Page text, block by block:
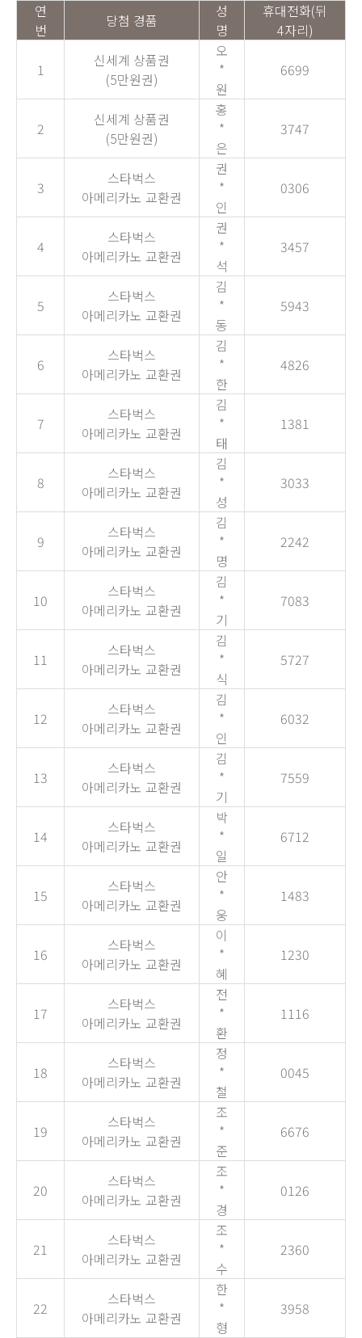
연
번
당첨 경품
성
명
휴대전화(뒤
4자리)
1
신세계 상품권
(5만원권)
오
*
원
6699
2
신세계 상품권
(5만원권)
홍
*
은
3747
3
스타벅스
아메리카노 교환권
권
*
인
0306
4
스타벅스
아메리카노 교환권
권
*
석
3457
5
스타벅스
아메리카노 교환권
김
*
동
5943
6
스타벅스
아메리카노 교환권
김
*
한
4826
7
스타벅스
아메리카노 교환권
김
*
태
1381
8
스타벅스
아메리카노 교환권
김
*
성
3033
9
스타벅스
아메리카노 교환권
김
*
명
2242
10
스타벅스
아메리카노 교환권
김
*
기
7083
11
스타벅스
아메리카노 교환권
김
*
식
5727
12
스타벅스
아메리카노 교환권
김
*
인
6032
13
스타벅스
아메리카노 교환권
김
*
기
7559
14
스타벅스
아메리카노 교환권
박
*
일
6712
15
스타벅스
아메리카노 교환권
안
*
웅
1483
16
스타벅스
아메리카노 교환권
이
*
혜
1230
17
스타벅스
아메리카노 교환권
전
*
환
1116
18
스타벅스
아메리카노 교환권
정
*
철
0045
19
스타벅스
아메리카노 교환권
조
*
준
6676
20
스타벅스
아메리카노 교환권
조
*
경
0126
21
스타벅스
아메리카노 교환권
조
*
수
2360
22
스타벅스
아메리카노 교환권
한
*
형
3958